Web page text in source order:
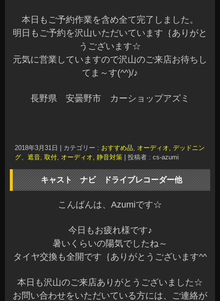
本日もご予約作業を含め全て完了しました。
明日もご予約を沢山いただいています｛ありがと
うございます☆
元気に営業していますので沢山のご来店お待ちし
てま～す(^^)/♪
長野県 安曇野市 カーショップアズミ
2018年3月31日 カテゴリー : おすすめ品, オーディオ, デッドニン
グ、遮音, 取付, オーディオ, 静音対策 投稿者 : cs-azumi
キャスト ナビ ドライブレコーダー他
こんばんは、Azumiです☆
今日もお疲れ様です♪
暑いくらいの陽気でしたね～
タイヤ交換も全開です｛ありがとうございます^^
本日も沢山のご来店ありがとうございました☆
お問い合わせをいただいている方には、ご連絡が